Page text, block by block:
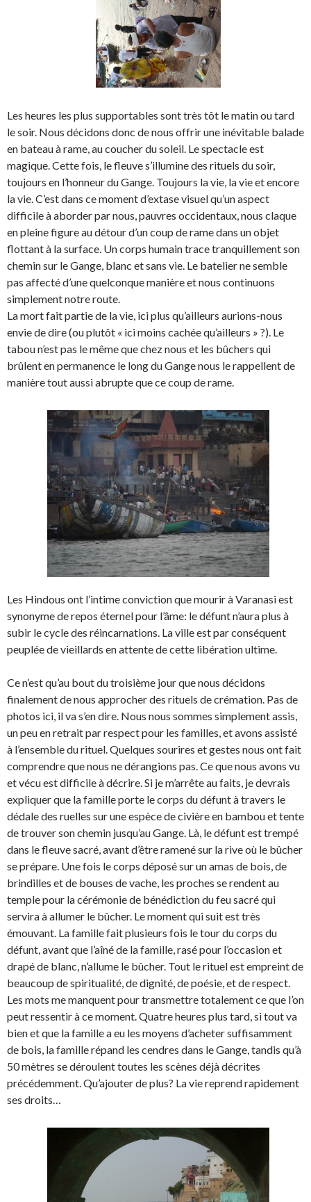
Les heures les plus supportables sont très tôt le matin ou tard
le soir. Nous décidons donc de nous offrir une inévitable balade
en bateau à rame, au coucher du soleil. Le spectacle est
magique. Cette fois, le fleuve s’illumine des rituels du soir,
toujours en l’honneur du Gange. Toujours la vie, la vie et encore
la vie. C’est dans ce moment d’extase visuel qu’un aspect
difficile à aborder par nous, pauvres occidentaux, nous claque
en pleine figure au détour d’un coup de rame dans un objet
flottant à la surface. Un corps humain trace tranquillement son
chemin sur le Gange, blanc et sans vie. Le batelier ne semble
pas affecté d’une quelconque manière et nous continuons
simplement notre route.
La mort fait partie de la vie, ici plus qu’ailleurs aurions-nous
envie de dire (ou plutôt « ici moins cachée qu’ailleurs » ?). Le
tabou n’est pas le même que chez nous et les bûchers qui
brûlent en permanence le long du Gange nous le rappellent de
manière tout aussi abrupte que ce coup de rame.
Les Hindous ont l’intime conviction que mourir à Varanasi est
synonyme de repos éternel pour l’âme: le défunt n’aura plus à
subir le cycle des réincarnations. La ville est par conséquent
peuplée de vieillards en attente de cette libération ultime.
Ce n’est qu’au bout du troisième jour que nous décidons
finalement de nous approcher des rituels de crémation. Pas de
photos ici, il va s’en dire. Nous nous sommes simplement assis,
un peu en retrait par respect pour les familles, et avons assisté
à l’ensemble du rituel. Quelques sourires et gestes nous ont fait
comprendre que nous ne dérangions pas. Ce que nous avons vu
et vécu est difficile à décrire. Si je m’arrête au faits, je devrais
expliquer que la famille porte le corps du défunt à travers le
dédale des ruelles sur une espèce de civière en bambou et tente
de trouver son chemin jusqu’au Gange. Là, le défunt est trempé
dans le fleuve sacré, avant d’être ramené sur la rive où le bûcher
se prépare. Une fois le corps déposé sur un amas de bois, de
brindilles et de bouses de vache, les proches se rendent au
temple pour la cérémonie de bénédiction du feu sacré qui
servira à allumer le bûcher. Le moment qui suit est très
émouvant. La famille fait plusieurs fois le tour du corps du
défunt, avant que l’aîné de la famille, rasé pour l’occasion et
drapé de blanc, n’allume le bûcher. Tout le rituel est empreint de
beaucoup de spiritualité, de dignité, de poésie, et de respect.
Les mots me manquent pour transmettre totalement ce que l’on
peut ressentir à ce moment. Quatre heures plus tard, si tout va
bien et que la famille a eu les moyens d’acheter suffisamment
de bois, la famille répand les cendres dans le Gange, tandis qu’à
50 mètres se déroulent toutes les scènes déjà décrites
précédemment. Qu’ajouter de plus? La vie reprend rapidement
ses droits…